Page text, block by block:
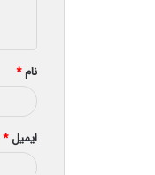
*
نام*
ایمیل*